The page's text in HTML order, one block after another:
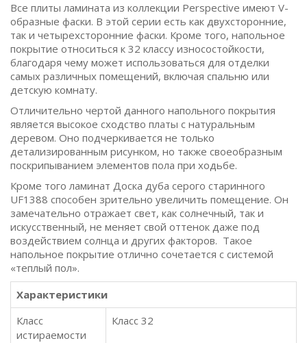
Все плиты ламината из коллекции Perspective имеют V-
образные фаски. В этой серии есть как двухсторонние,
так и четырехсторонние фаски. Кроме того, напольное
покрытие относиться к 32 классу износостойкости,
благодаря чему может использоваться для отделки
самых различных помещений, включая спальню или
детскую комнату.
Отличительно чертой данного напольного покрытия
является высокое сходство платы с натуральным
деревом. Оно подчеркивается не только
детализированным рисунком, но также своеобразным
поскрипыванием элементов пола при ходьбе.
Кроме того ламинат Доска дуба серого старинного
UF1388 способен зрительно увеличить помещение. Он
замечательно отражает свет, как солнечный, так и
искусственный, не меняет свой оттенок даже под
воздействием солнца и других факторов. Такое
напольное покрытие отлично сочетается с системой
«теплый пол».
Характеристики
Класс
истираемости
Класс 32